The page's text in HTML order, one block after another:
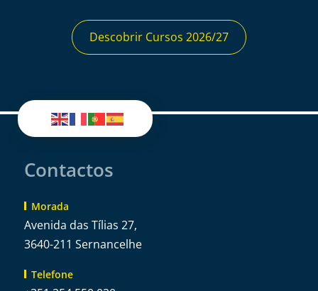
Descobrir Cursos 2026/27
Contactos
Morada
Avenida das Tílias 27,
3640-211 Sernancelhe
Telefone